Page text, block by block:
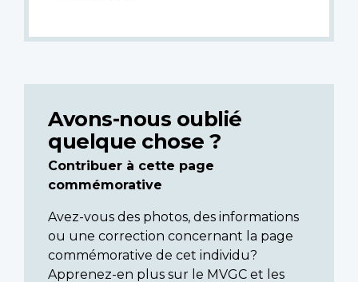
Avons-nous oublié
quelque chose ?
Contribuer à cette page
commémorative
Avez-vous des photos, des informations
ou une correction concernant la page
commémorative de cet individu?
Apprenez-en plus sur le MVGC et les